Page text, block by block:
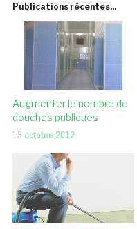
Publications récentes...
Augmenter le nombre de
douches publiques
13 octobre 2012